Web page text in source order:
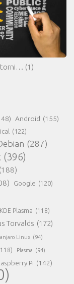
(1)
Android (155)
(122)
(287)
(396)
(188)
Google (120)
KDE Plasma (118)
Torvalds (172)
Linux (94)
Plasma (94)
Pi (142)